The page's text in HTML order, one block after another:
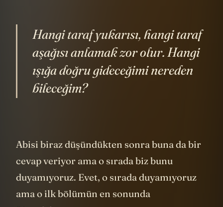
Hangi taraf yukarısı, hangi taraf
aşağısı anlamak zor olur. Hangi
ışığa doğru gideceğimi nereden
Abisi biraz düşündükten sonra buna da bir
cevap veriyor ama o sırada biz bunu
duyamıyoruz. Evet, o sırada duyamıyoruz